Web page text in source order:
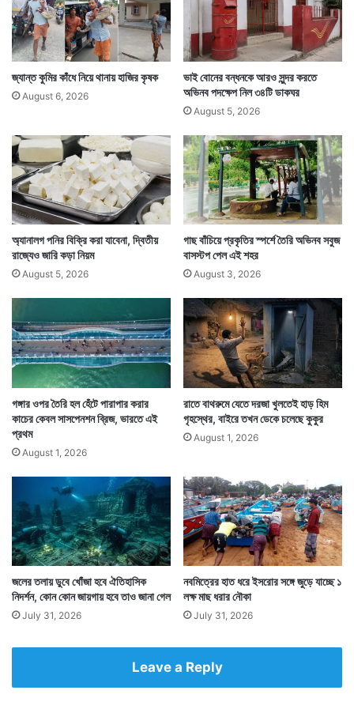
জ্যান্ত কুমির কাঁধে নিয়ে থানায় হাজির কৃষক
August 6, 2026
ভাই বোনের বন্ধনকে আরও সুন্দর করতে
অভিনব পদক্ষেপ নিল ৩৪টি ডাকঘর
August 5, 2026
অ্যানালগ পনির বিক্রি করা যাবেনা, দ্বিতীয়
রাজ্যেও জারি কড়া নিয়ম
August 5, 2026
গাছ বাঁচিয়ে প্রকৃতির স্পর্শে তৈরি অভিনব সবুজ
বাসস্টপ পেল এই শহর
August 3, 2026
গঙ্গার ওপর তৈরি হল হেঁটে পারাপার করার
কাচের কেবল সাসপেনশন ব্রিজ, ভারতে এই
প্রথম
August 1, 2026
রাতে বাথরুমে যেতে দরজা খুলতেই হাড় হিম
গৃহস্থের, বাইরে তখন ডেকে চলেছে কুকুর
August 1, 2026
জলের তলায় ডুবে খোঁজা হবে ঐতিহাসিক
নিদর্শন, কোন কোন জায়গায় হবে তাও জানা গেল
July 31, 2026
নবমিত্রের হাত ধরে ইসরোর সঙ্গে জুড়ে যাচ্ছে ১
লক্ষ মাছ ধরার নৌকা
July 31, 2026
Leave a Reply